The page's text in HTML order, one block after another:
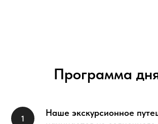
Программа
Наше экскурсионное